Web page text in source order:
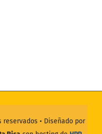
reservados • Diseñado por